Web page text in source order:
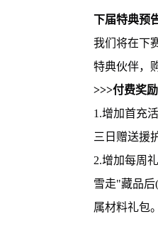
下届特典预
我们将在下
特典伙伴，
>>>付费奖
1.增加首充
三日赠送援
2.增加每周
雪走"藏品
属材料礼包。